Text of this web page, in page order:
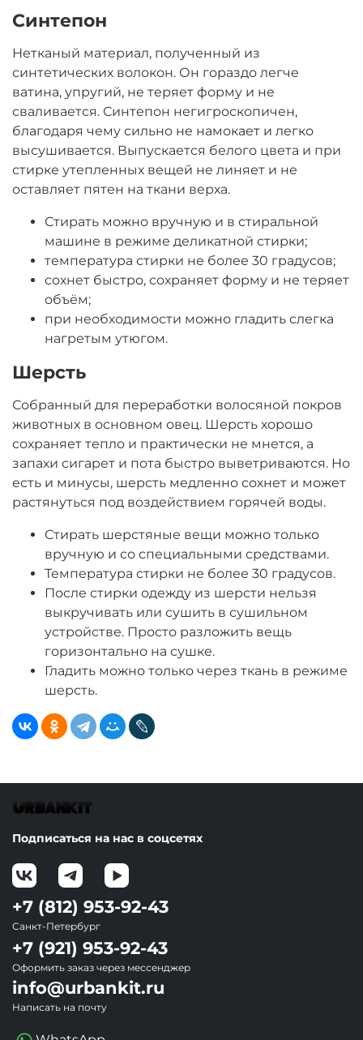
Синтепон
Нетканый материал, полученный из
синтетических волокон. Он гораздо легче
ватина, упругий, не теряет форму и не
сваливается. Синтепон негигроскопичен,
благодаря чему сильно не намокает и легко
высушивается. Выпускается белого цвета и при
стирке утепленных вещей не линяет и не
оставляет пятен на ткани верха.
Стирать можно вручную и в стиральной
машине в режиме деликатной стирки;
температура стирки не более 30 градусов;
сохнет быстро, сохраняет форму и не теряет
объём;
при необходимости можно гладить слегка
нагретым утюгом.
Шерсть
Собранный для переработки волосяной покров
животных в основном овец. Шерсть хорошо
сохраняет тепло и практически не мнется, а
запахи сигарет и пота быстро выветриваются. Но
есть и минусы, шерсть медленно сохнет и может
растянуться под воздействием горячей воды.
Стирать шерстяные вещи можно только
вручную и со специальными средствами.
Температура стирки не более 30 градусов.
После стирки одежду из шерсти нельзя
выкручивать или сушить в сушильном
устройстве. Просто разложить вещь
горизонтально на сушке.
Гладить можно только через ткань в режиме
шерсть.
Подписаться на нас в соцсетях
+7 (812) 953-92-43
Санкт-Петербург
+7 (921) 953-92-43
Оформить заказ через мессенджер
info@urbankit.ru
Написать на почту